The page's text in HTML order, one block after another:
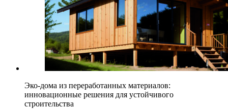
Эко-дома из переработанных материалов:
инновационные решения для устойчивого
строительства